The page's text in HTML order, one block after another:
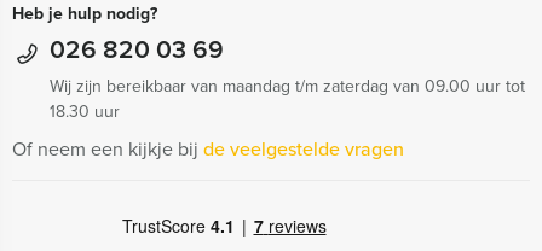
Heb je hulp nodig?
026 820 03 69
Wij zijn bereikbaar van maandag t/m zaterdag van 09.00 uur tot
18.30 uur
Of neem een kijkje bij de veelgestelde vragen